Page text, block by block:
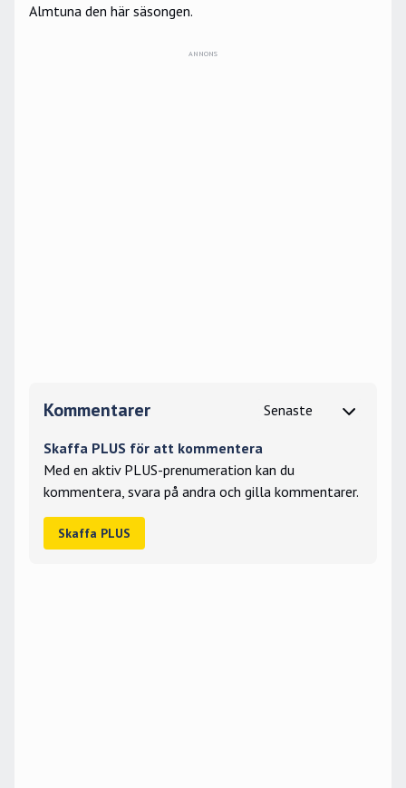
Almtuna den här säsongen.
Kommentarer
Skaffa PLUS för att kommentera
Med en aktiv PLUS-prenumeration kan du
kommentera, svara på andra och gilla kommentarer.
Skaffa PLUS